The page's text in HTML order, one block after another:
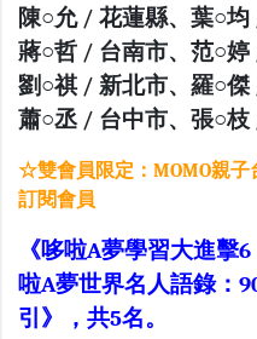
陳○允 / 花蓮縣、葉○
蔣○哲 / 台南市、范○婷
劉○祺 / 新北市、羅○傑
蕭○丞 / 台中市、張○枝
☆雙會員限定：MOMO親子
訂閱會員
《哆啦A夢學習大進擊
啦A夢世界名人語錄：
引》，共5名。